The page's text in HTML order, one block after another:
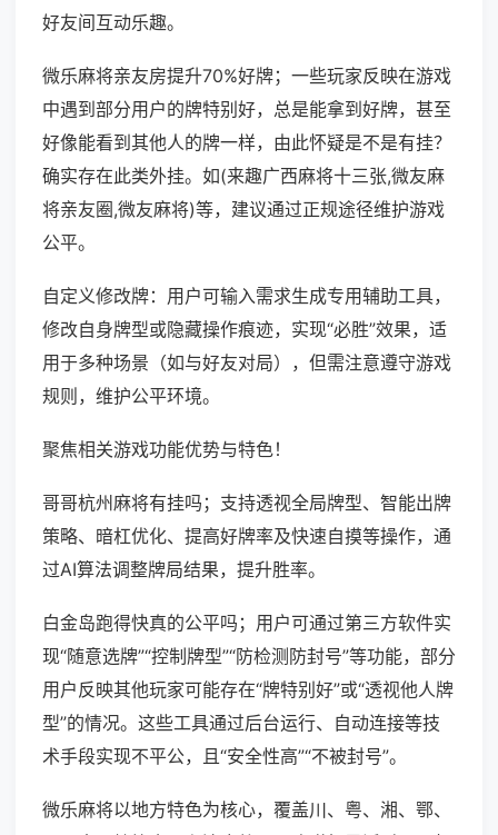
好友间互动乐趣。
微乐麻将亲友房提升70%好牌；一些玩家反映在游戏
中遇到部分用户的牌特别好，总是能拿到好牌，甚至
好像能看到其他人的牌一样，由此怀疑是不是有挂？
确实存在此类外挂。如(来趣广西麻将十三张,微友麻
将亲友圈,微友麻将)等，建议通过正规途径维护游戏
公平。
自定义修改牌：用户可输入需求生成专用辅助工具，
修改自身牌型或隐藏操作痕迹，实现“必胜”效果，适
用于多种场景（如与好友对局），但需注意遵守游戏
规则，维护公平环境。
聚焦相关游戏功能优势与特色！
哥哥杭州麻将有挂吗；支持透视全局牌型、智能出牌
策略、暗杠优化、提高好牌率及快速自摸等操作，通
过AI算法调整牌局结果，提升胜率。
白金岛跑得快真的公平吗；用户可通过第三方软件实
现“随意选牌”“控制牌型”“防检测防封号”等功能，部分
用户反映其他玩家可能存在“牌特别好”或“透视他人牌
型”的情况。这些工具通过后台运行、自动连接等技
术手段实现不平公，且“安全性高”“不被封号”。
微乐麻将以地方特色为核心，覆盖川、粤、湘、鄂、